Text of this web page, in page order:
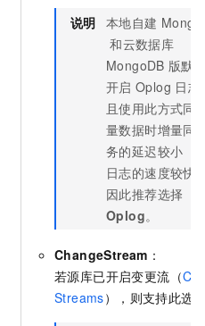
说明 本地自建
和云数据库
MongoDB 版默
开启 Oplog 日志
且使用此方式同
量数据时增量同
务的延迟较小（
日志的速度较快
因此推荐选择
Oplog。
ChangeStream ：
若源库已开启变更流（
Streams），则支持此选